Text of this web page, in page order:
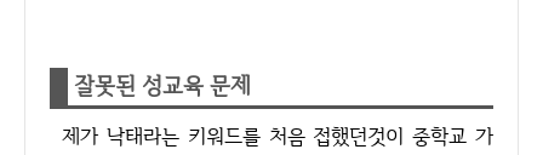
잘못된 성교육 문제
제가 낙태라는 키워드를 처음 접했던것이 중학교 가